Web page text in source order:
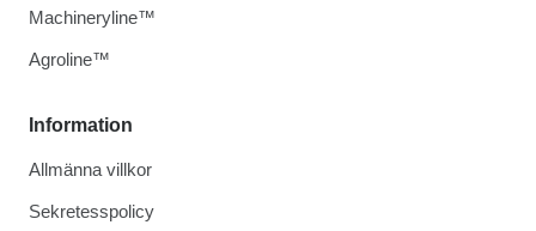
Information
Allmänna villkor
Sekretesspolicy
Machineryline™
Agroline™